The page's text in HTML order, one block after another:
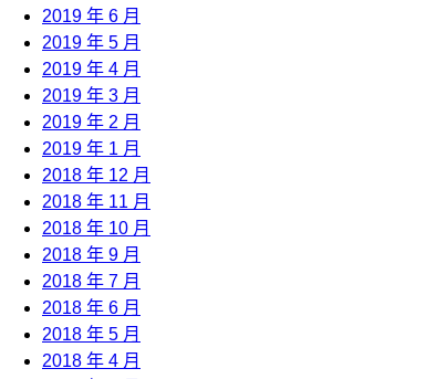
2019 年 6 月
2019 年 5 月
2019 年 4 月
2019 年 3 月
2019 年 2 月
2019 年 1 月
2018 年 12 月
2018 年 11 月
2018 年 10 月
2018 年 9 月
2018 年 7 月
2018 年 6 月
2018 年 5 月
2018 年 4 月